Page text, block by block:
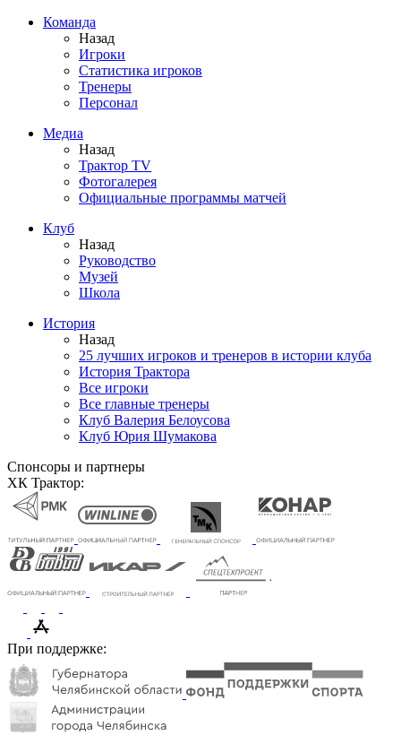
Команда
Назад
Игроки
Статистика игроков
Тренеры
Персонал
Медиа
Назад
Трактор TV
Фотогалерея
Официальные программы матчей
Клуб
Назад
Руководство
Музей
Школа
История
Назад
25 лучших игроков и тренеров в истории клуба
История Трактора
Все игроки
Все главные тренеры
Клуб Валерия Белоусова
Клуб Юрия Шумакова
Спонсоры и партнеры
ХК Трактор:
При поддержке: